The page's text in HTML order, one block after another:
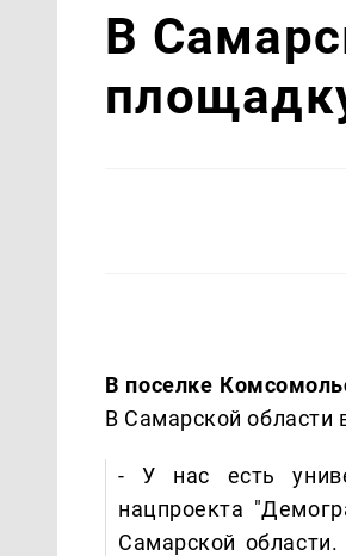
В
В поселке
В Самарской области
- У нас есть
нацпроекта
Самарской